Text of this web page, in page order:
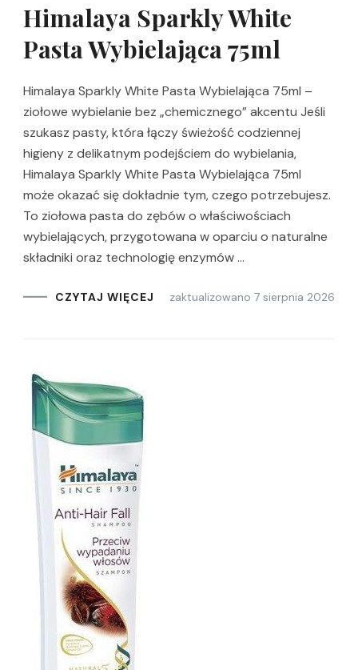
Himalaya Sparkly White
Pasta Wybielająca 75ml
Himalaya Sparkly White Pasta Wybielająca 75ml –
ziołowe wybielanie bez „chemicznego” akcentu Jeśli
szukasz pasty, która łączy świeżość codziennej
higieny z delikatnym podejściem do wybielania,
Himalaya Sparkly White Pasta Wybielająca 75ml
może okazać się dokładnie tym, czego potrzebujesz.
To ziołowa pasta do zębów o właściwościach
wybielających, przygotowana w oparciu o naturalne
składniki oraz technologię enzymów …
CZYTAJ WIĘCEJ zaktualizowano 7 sierpnia 2026